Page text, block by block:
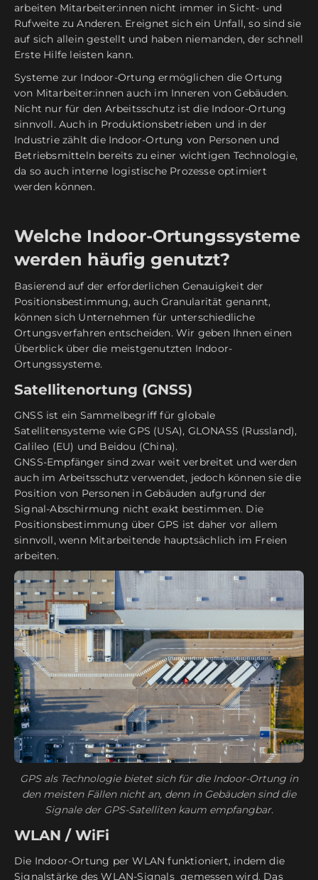
arbeiten Mitarbeiter:innen nicht immer in Sicht- und
Rufweite zu Anderen. Ereignet sich ein Unfall, so sind sie
auf sich allein gestellt und haben niemanden, der schnell
Erste Hilfe leisten kann.
Systeme zur Indoor-Ortung ermöglichen die Ortung
von Mitarbeiter:innen auch im Inneren von Gebäuden.
Nicht nur für den Arbeitsschutz ist die Indoor-Ortung
sinnvoll. Auch in Produktionsbetrieben und in der
Industrie zählt die Indoor-Ortung von Personen und
Betriebsmitteln bereits zu einer wichtigen Technologie,
da so auch interne logistische Prozesse optimiert
werden können.
Welche Indoor-Ortungssysteme
werden häufig genutzt?
Basierend auf der erforderlichen Genauigkeit der
Positionsbestimmung, auch Granularität genannt,
können sich Unternehmen für unterschiedliche
Ortungsverfahren entscheiden. Wir geben Ihnen einen
Überblick über die meistgenutzten Indoor-
Ortungssysteme.
Satellitenortung (GNSS)
GNSS ist ein Sammelbegriff für globale
Satellitensysteme wie GPS (USA), GLONASS (Russland),
Galileo (EU) und Beidou (China).
GNSS-Empfänger sind zwar weit verbreitet und werden
auch im Arbeitsschutz verwendet, jedoch können sie die
Position von Personen in Gebäuden aufgrund der
Signal-Abschirmung nicht exakt bestimmen. Die
Positionsbestimmung über GPS ist daher vor allem
sinnvoll, wenn Mitarbeitende hauptsächlich im Freien
arbeiten.
GPS als Technologie bietet sich für die Indoor-Ortung in
den meisten Fällen nicht an, denn in Gebäuden sind die
Signale der GPS-Satelliten kaum empfangbar.
WLAN / WiFi
Die Indoor-Ortung per WLAN funktioniert, indem die
Signalstärke des WLAN-Signals gemessen wird. Das